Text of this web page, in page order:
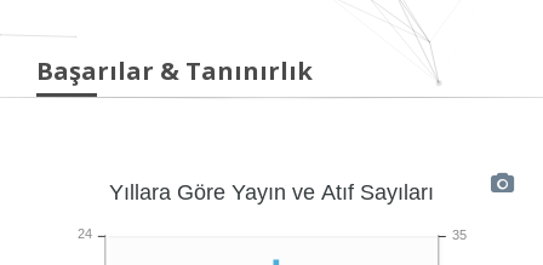
Başarılar & Tanınırlık
Yıllara Göre Yayın ve Atıf Sayıları
35
24